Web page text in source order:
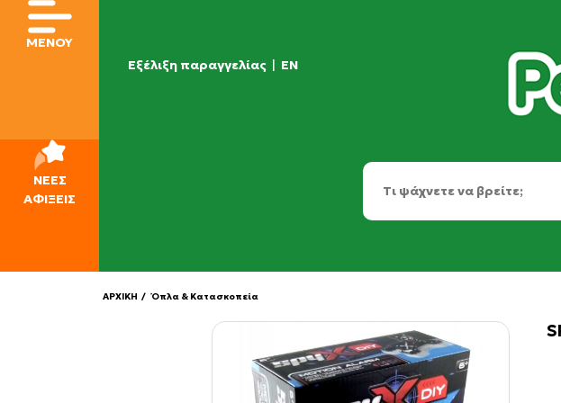
Εξέλιξη παραγγελίας | EN
ΜΕΝΟΥ
ΝΕΕΣ
ΑΦΙΞΕΙΣ
ΑΡΧΙΚΗ / Όπλα & Κατασκοπεία